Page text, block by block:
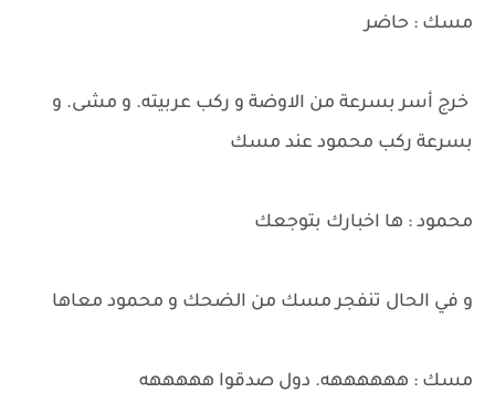
مسك : حاضر
خرج أسر بسرعة من الاوضة و ركب عربيته. و مشى. و
بسرعة ركب محمود عند مسك
محمود : ها اخبارك بتوجعك
و في الحال تنفجر مسك من الضحك و محمود معاها
مسك : ههههههه. دول صدقوا هههههه